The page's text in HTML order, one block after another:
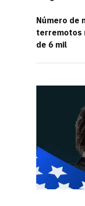
Número de
terremotos
de 6 mil